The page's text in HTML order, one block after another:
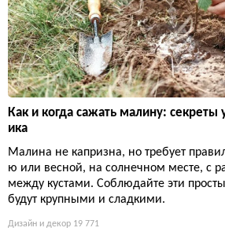
Как и когда сажать малину: секреты
ика
Малина не капризна, но требует
ю или весной, на солнечном месте, с
между кустами. Соблюдайте эти
будут крупными и сладкими.
Дизайн и декор 19 771